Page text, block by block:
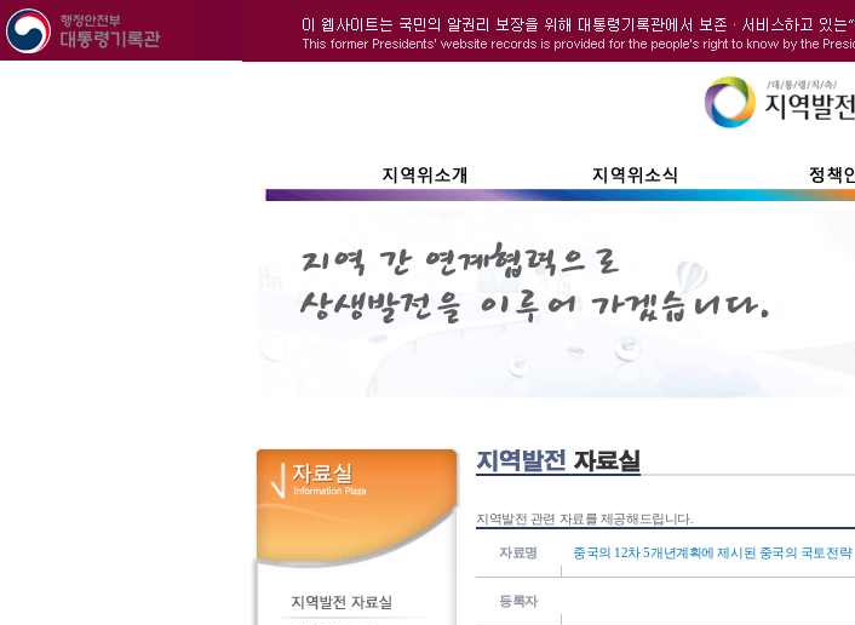
지역발전 관련 자료를 제공해드립니다.
자료명 중국의 12차 5개년계획에 제시된 중국의 국토전
등록자